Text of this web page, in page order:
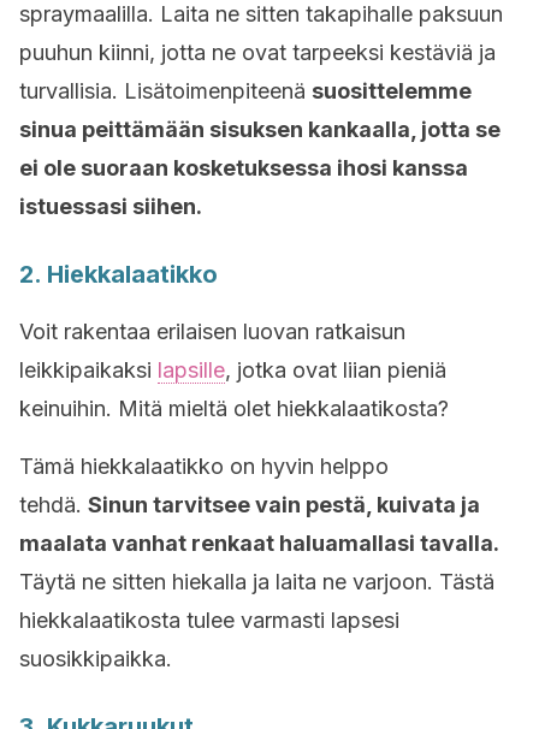
spraymaalilla. Laita ne sitten takapihalle paksuun
puuhun kiinni, jotta ne ovat tarpeeksi kestäviä ja
turvallisia. Lisätoimenpiteenä suosittelemme
sinua peittämään sisuksen kankaalla, jotta se
ei ole suoraan kosketuksessa ihosi kanssa
istuessasi siihen.
2. Hiekkalaatikko
Voit rakentaa erilaisen luovan ratkaisun
leikkipaikaksi lapsille, jotka ovat liian pieniä
keinuihin. Mitä mieltä olet hiekkalaatikosta?
Tämä hiekkalaatikko on hyvin helppo
tehdä. Sinun tarvitsee vain pestä, kuivata ja
maalata vanhat renkaat haluamallasi tavalla.
Täytä ne sitten hiekalla ja laita ne varjoon. Tästä
hiekkalaatikosta tulee varmasti lapsesi
suosikkipaikka.